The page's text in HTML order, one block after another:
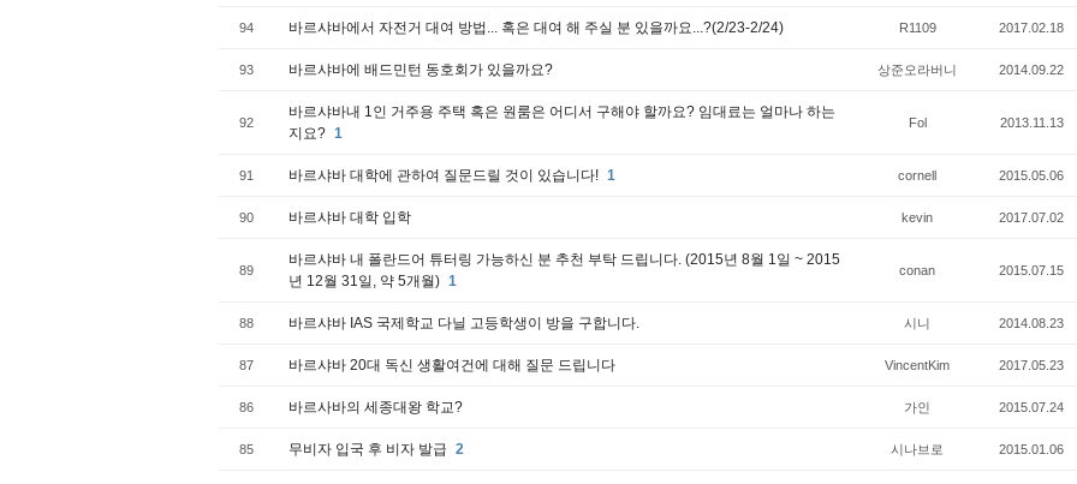
94 바르샤바에서 자전거 대여 방법... 혹은 대여 해 주실 분 있을까요...?(2/23-2/24) R1109 2017.02.18
93 바르샤바에 배드민턴 동호회가 있을까요? 상준오라버니 2014.09.22
92
바르샤바내 1인 거주용 주택 혹은 원룸은 어디서 구해야 할까요? 임대료는 얼마나 하는
지요? 1
Fol 2013.11.13
91 바르샤바 대학에 관하여 질문드릴 것이 있습니다! 1 cornell 2015.05.06
90 바르샤바 대학 입학 kevin 2017.07.02
89
바르샤바 내 폴란드어 튜터링 가능하신 분 추천 부탁 드립니다. (2015년 8월 1일 ~ 2015
년 12월 31일, 약 5개월) 1
conan 2015.07.15
88 바르샤바 IAS 국제학교 다닐 고등학생이 방을 구합니다. 시니 2014.08.23
87 바르샤바 20대 독신 생활여건에 대해 질문 드립니다 VincentKim 2017.05.23
86 바르사바의 세종대왕 학교? 가인 2015.07.24
85 무비자 입국 후 비자 발급 2 시나브로 2015.01.06